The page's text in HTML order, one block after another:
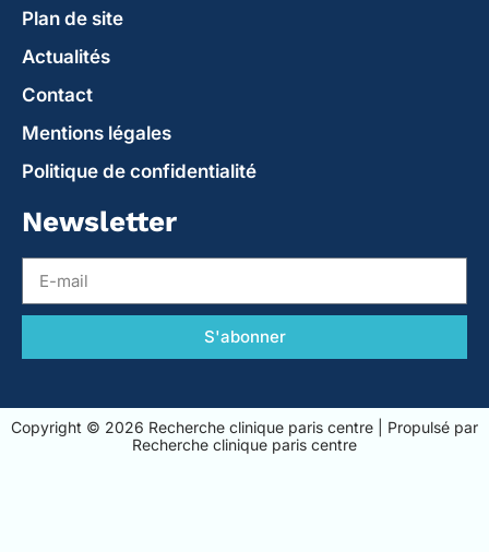
Plan de site
Actualités
Contact
Mentions légales
Politique de confidentialité
Newsletter
S'abonner
Copyright © 2026 Recherche clinique paris centre | Propulsé par
Recherche clinique paris centre